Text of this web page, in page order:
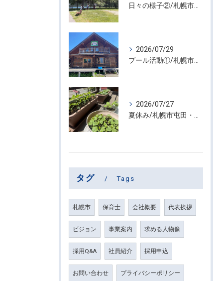
2026/07/29
2026/07/27
タグ Tags
札幌市 保育士 会社概要 代表挨拶
ビジョン 事業案内 求める人物像
採用Q&A 社員紹介 採用申込
お問い合わせ プライバシーポリシー